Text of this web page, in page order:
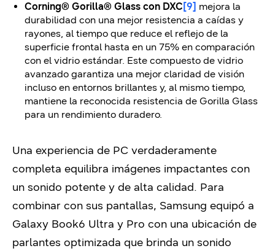
Corning® Gorilla® Glass con DXC [9] mejora la
durabilidad con una mejor resistencia a caídas y
rayones, al tiempo que reduce el reflejo de la
superficie frontal hasta en un 75% en comparación
con el vidrio estándar. Este compuesto de vidrio
avanzado garantiza una mejor claridad de visión
incluso en entornos brillantes y, al mismo tiempo,
mantiene la reconocida resistencia de Gorilla Glass
para un rendimiento duradero.
Una experiencia de PC verdaderamente
completa equilibra imágenes impactantes con
un sonido potente y de alta calidad. Para
combinar con sus pantallas, Samsung equipó a
Galaxy Book6 Ultra y Pro con una ubicación de
parlantes optimizada que brinda un sonido